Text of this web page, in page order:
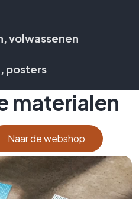
volwassenen
posters
materialen
Naar de webshop